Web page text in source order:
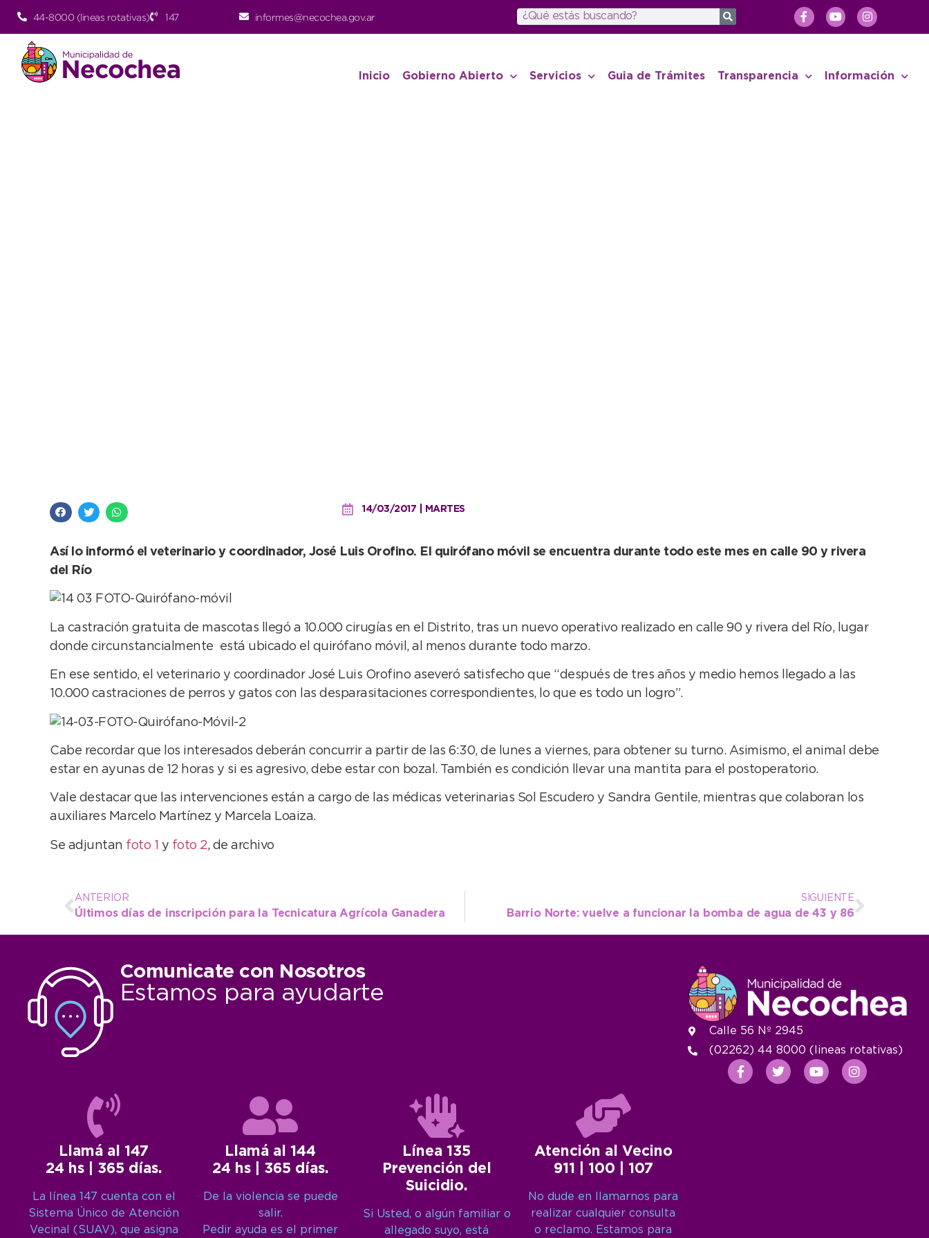
44-8000 (lineas rotativas) 147 informes@necochea.gov.ar
Inicio Gobierno Abierto Servicios Guia de Trámites Transparencia Información
14/03/2017 | MARTES
Así lo informó el veterinario y coordinador, José Luis Orofino. El quirófano móvil se encuentra durante todo este mes en calle 90 y rivera
del Río
La castración gratuita de mascotas llegó a 10.000 cirugías en el Distrito, tras un nuevo operativo realizado en calle 90 y rivera del Río, lugar
donde circunstancialmente está ubicado el quirófano móvil, al menos durante todo marzo.
En ese sentido, el veterinario y coordinador José Luis Orofino aseveró satisfecho que “después de tres años y medio hemos llegado a las
10.000 castraciones de perros y gatos con las desparasitaciones correspondientes, lo que es todo un logro”.
Cabe recordar que los interesados deberán concurrir a partir de las 6:30, de lunes a viernes, para obtener su turno. Asimismo, el animal debe
estar en ayunas de 12 horas y si es agresivo, debe estar con bozal. También es condición llevar una mantita para el postoperatorio.
Vale destacar que las intervenciones están a cargo de las médicas veterinarias Sol Escudero y Sandra Gentile, mientras que colaboran los
auxiliares Marcelo Martínez y Marcela Loaiza.
Se adjuntan foto 1 y foto 2, de archivo
ANTERIOR
Últimos días de inscripción para la Tecnicatura Agrícola Ganadera
SIGUIENTE
Barrio Norte: vuelve a funcionar la bomba de agua de 43 y 86
Comunicate con Nosotros
Estamos para ayudarte
Llamá al 147
24 hs | 365 días.
La línea 147 cuenta con el
Sistema Único de Atención
Vecinal (SUAV), que asigna
Llamá al 144
24 hs | 365 días.
De la violencia se puede
salir.
Pedir ayuda es el primer
Línea 135
Prevención del
Suicidio.
Si Usted, o algún familiar o
allegado suyo, está
Atención al Vecino
911 | 100 | 107
No dude en llamarnos para
realizar cualquier consulta
o reclamo. Estamos para
Calle 56 Nº 2945
(02262) 44 8000 (lineas rotativas)